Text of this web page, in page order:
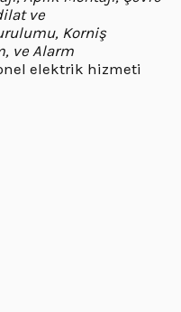
ve
Korniş
ve Alarm
elektrik hizmeti